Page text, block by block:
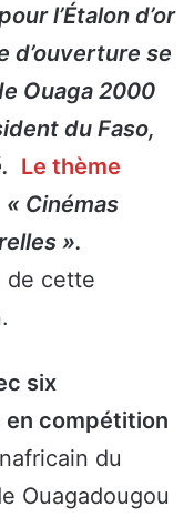
l’Étalon d’or
d’ouverture se
Ouaga 2000
du Faso,
Le thème
« Cinémas
».
de cette
six
compétition
du
Ouagadougou